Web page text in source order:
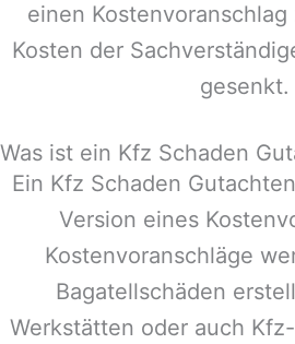
einen
Kosten der
gesenkt.
Was ist ein Kfz Schaden
Ein Kfz Schaden
Version eines
Kostenvoranschläge
Bagatellschäden
Werkstätten oder auch